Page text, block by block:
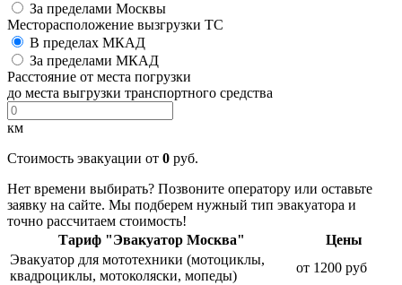
За пределами Москвы
Месторасположение вызгрузки ТС
В пределах МКАД
За пределами МКАД
Расстояние от места погрузки
до места выгрузки транспортного средства
км
Стоимость эвакуации от 0 руб.
Нет времени выбирать? Позвоните оператору или оставьте
заявку на сайте. Мы подберем нужный тип эвакуатора и
точно рассчитаем стоимость!
Тариф "Эвакуатор Москва"
Цены
Эвакуатор для мототехники (мотоциклы,
квадроциклы, мотоколяски, мопеды)
от 1200 руб